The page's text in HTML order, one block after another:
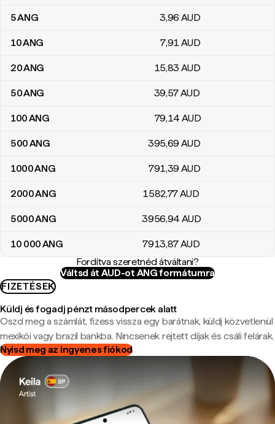
holland antilláki forint – ausztrál dollár átváltási táblázat
5ANG 3,96 AUD
10ANG 7,91 AUD
20ANG 15,83 AUD
50ANG 39,57AUD
100ANG 79,14 AUD
500ANG 395,69 AUD
1000ANG 791,39 AUD
2000ANG 1582,77AUD
5000ANG 3956,94 AUD
10 000ANG 7913,87AUD
Fordítva szeretnéd átváltani?
Váltsd át AUD-ot ANG formátumra
FIZETÉSEK
Küldj és fogadj pénzt másodpercek alatt
Oszd meg a számlát, fizess vissza egy barátnak, küldj közvetlenül
mexikói vagy brazil bankba. Nincsenek rejtett díjak és csáli felárak.
Nyisd meg az ingyenes fiókod